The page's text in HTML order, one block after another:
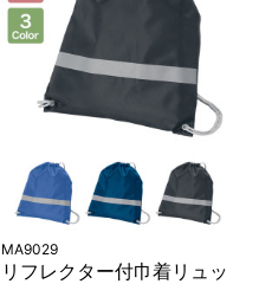
MA9029
リフレクター付巾着リュッ